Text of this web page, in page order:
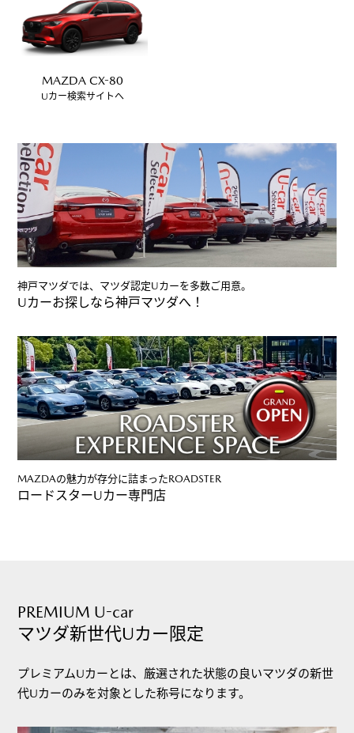
MAZDA CX-80
Uカー検索サイトへ
神戸マツダでは、マツダ認定Uカーを多数ご用意。
Uカーお探しなら神戸マツダへ！
MAZDAの魅力が存分に詰まったROADSTER
ロードスターUカー専門店
PREMIUM U-car
マツダ新世代Uカー限定
プレミアムUカーとは、厳選された状態の良いマツダの新世
代Uカーのみを対象とした称号になります。